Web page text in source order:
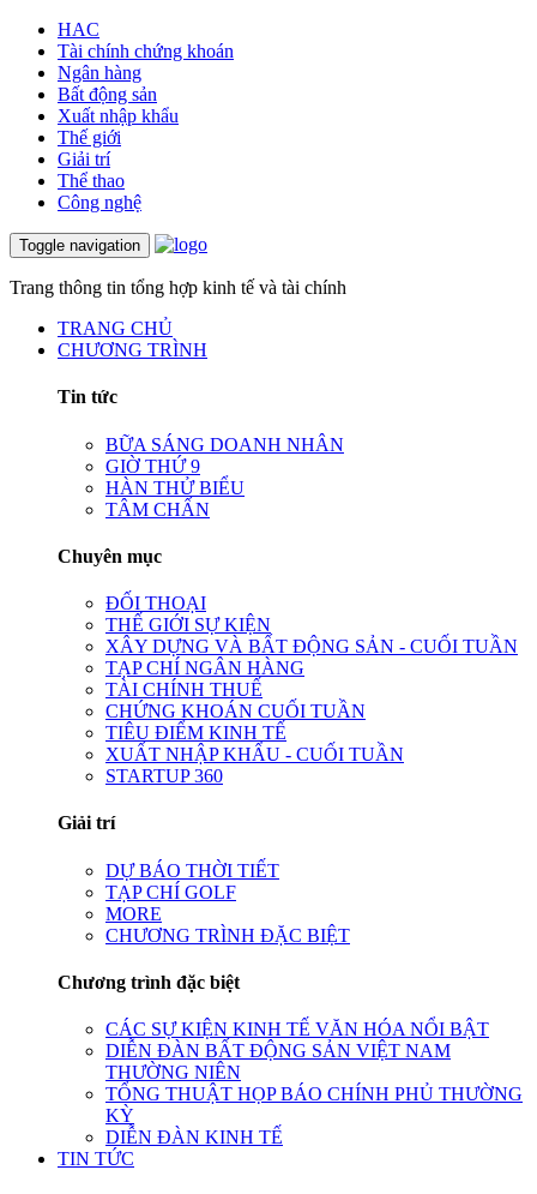
HAC
Tài chính chứng khoán
Ngân hàng
Bất động sản
Xuất nhập khẩu
Thế giới
Giải trí
Thể thao
Công nghệ
Toggle navigation
Trang thông tin tổng hợp kinh tế và tài chính
TRANG CHỦ
CHƯƠNG TRÌNH
Tin tức
BỮA SÁNG DOANH NHÂN
GIỜ THỨ 9
HÀN THỬ BIỂU
TÂM CHẤN
Chuyên mục
ĐỐI THOẠI
THẾ GIỚI SỰ KIỆN
XÂY DỰNG VÀ BẤT ĐỘNG SẢN - CUỐI TUẦN
TẠP CHÍ NGÂN HÀNG
TÀI CHÍNH THUẾ
CHỨNG KHOÁN CUỐI TUẦN
TIÊU ĐIỂM KINH TẾ
XUẤT NHẬP KHẨU - CUỐI TUẦN
STARTUP 360
Giải trí
DỰ BÁO THỜI TIẾT
TẠP CHÍ GOLF
MORE
CHƯƠNG TRÌNH ĐẶC BIỆT
Chương trình đặc biệt
CÁC SỰ KIỆN KINH TẾ VĂN HÓA NỔI BẬT
DIỄN ĐÀN BẤT ĐỘNG SẢN VIỆT NAM
THƯỜNG NIÊN
TỔNG THUẬT HỌP BÁO CHÍNH PHỦ THƯỜNG
KỲ
DIỄN ĐÀN KINH TẾ
TIN TỨC